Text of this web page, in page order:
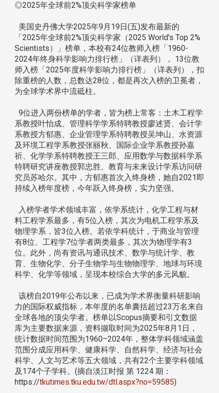
◎2025年全球前2%顶尖科学家榜单
美国史丹佛大学2025年9月19日(五)发布最新的
「2025年全球前2%顶尖科学家（2025 World's Top 2%
Scientists）」榜单，本校有24位教师入榜「1960-
2024年终身科学影响力排行榜」（详表列）， 13位教
师入榜「2025年度科学影响力排行榜」（详表列），扣
除重榜的人数，总数达28位，都是再次入榜的卫冕者，
为全球学术界中流砥柱。
9位进入两份榜单的学者，皆为榜上常客：土木工程学
系教授叶怡成、管理科学学系特聘教授廖述贤、会计学
系教授方郁惠、企业管理学系特聘教授吴坤山、水资源
及环境工程学系教授张丽秋、国际企业学系教授孙嘉
祈、化学学系特聘教授王三郎、应用数学与数据科学系
特聘研究讲座教授郭忠胜、教育与未来设计学系访问研
究员苏哈尔。其中，方郁惠首次入终身榜，她自2021即
持续入榜年度榜，今年跃入终身榜，实力坚强。
入榜学者学术领域丰富，依学系统计，化学工程与材
料工程学系最多，有5位入榜，其次为电机工程学系及
物理学系，皆3位入榜。若依学科统计，于商业与管理
有8位、工程学7位学者两类最多，其次为物理学有3
位。此外，尚有资讯与通讯技术、数学与统计学、教
育、生物化学、分子生物学与生物物理学、地球与环境
科学、化学等领域，呈现本校综合大学的多元风貌。
该榜自2019年公布以来，已成为学术界衡量科研影响
力的国际权威指标，本年度的名单囊括超过23万名来自
全球各地的顶尖学者。榜单以Scopus摘要和引文数据
库为主要数据来源，资料撷取时间为2025年8月1日，
统计数据时间范围为1960–2024年，整体学科领域涵盖
范围分成应用科学、健康科学、自然科学、经济与社会
科学、人文与艺术等五大领域，共有22个主要学科领域
及174个子学科。(摘自淡江时报 第 1224 期：
https://tkutimes.tku.edu.tw/dtl.aspx?no=59585)